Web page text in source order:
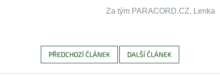
Za tým PARACORD.CZ, Lenka
PŘEDCHOZÍ ČLÁNEK DALŠÍ ČLÁNEK